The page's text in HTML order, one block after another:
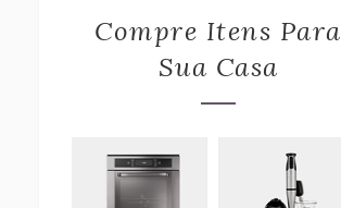
Compre Itens Para
Sua Casa